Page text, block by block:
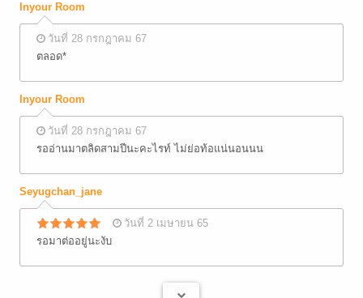
Inyour Room
วันที่ 28 กรกฎาคม 67
ตลอด*
Inyour Room
วันที่ 28 กรกฎาคม 67
รออ่านมาตลิดสามปีนะคะไรท์ ไม่ย่อท้อแน่นอนนน
Seyugchan_jane
วันที่ 2 เมษายน 65
รอมาต่ออยู่นะงับ